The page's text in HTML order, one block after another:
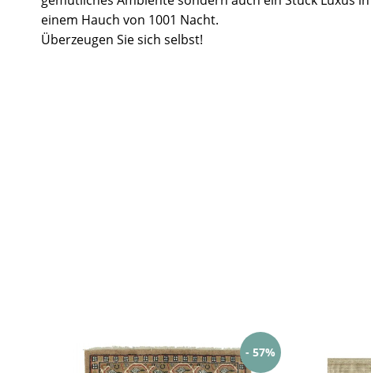
einem Hauch von 1001 Nacht.
Überzeugen Sie sich selbst!
- 57%